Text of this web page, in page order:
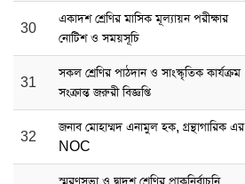
30
একাদশ শ্রেণির মাসিক মূল্যায়ন পরীক্ষার
নোটিশ ও সময়সূচি
31
সকল শ্রেণির পাঠদান ও সাংস্কৃতিক কার্যক্রম
সংক্রান্ত জরুরী বিজ্ঞপ্তি
32
জনাব মোহাম্মদ এনামুল হক, গ্রন্থাগারিক এর
NOC